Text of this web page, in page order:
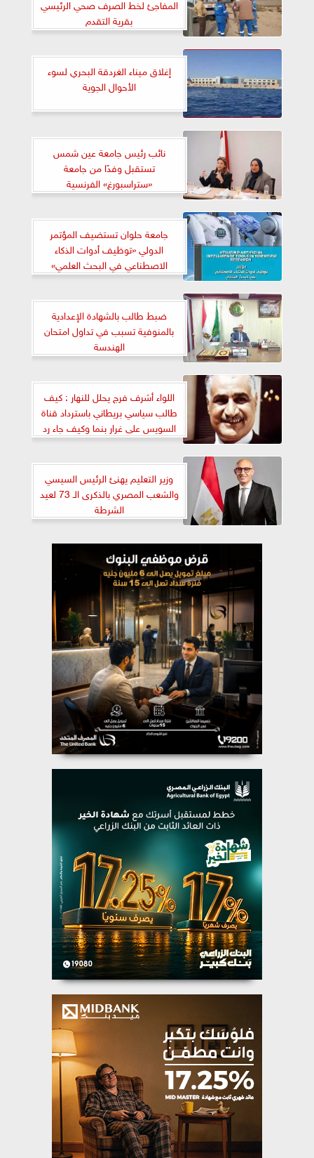
المفاجئ لخط الصرف صحي الرئيسي
بقرية التقدم
إغلاق ميناء الغردقة البحري لسوء
الأحوال الجوية
نائب رئيس جامعة عين شمس
تستقبل وفدًا من جامعة
«ستراسبورغ» الفرنسية
جامعة حلوان تستضيف المؤتمر
الدولي «توظيف أدوات الذكاء
الاصطناعي في البحث العلمي»
ضبط طالب بالشهادة الإعدادية
بالمنوفية تسبب في تداول امتحان
الهندسة
اللواء أشرف فرج يحلل للنهار : كيف
طالب سياسي بريطاني باسترداد قناة
السويس على غرار بنما وكيف جاء رد
نظرائه عليه؟
وزير التعليم يهنئ الرئيس السيسي
والشعب المصري بالذكرى الـ 73 لعيد
الشرطة